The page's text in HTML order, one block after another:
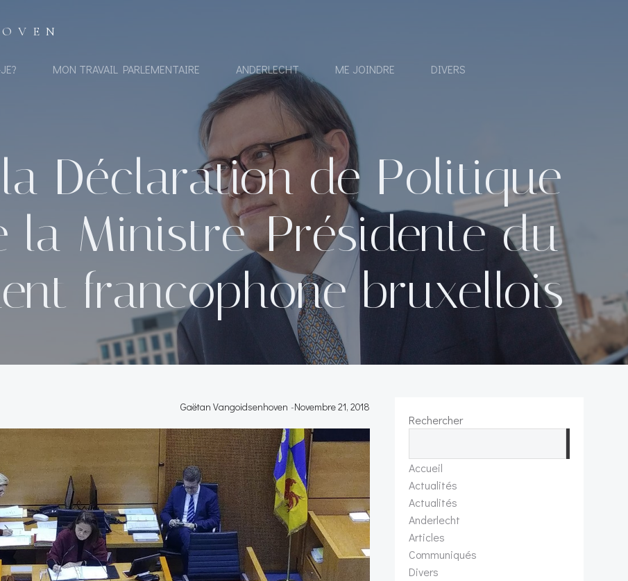
MON TRAVAIL PARLEMENTAIRE ANDERLECHT ME JOINDRE DIVERS
Déclaration de Politique
la Ministre-Présidente du
francophone bruxellois
Gaëtan Vangoidsenhoven -Novembre 21, 2018
Rechercher
Accueil
Actualités
Actualités
Anderlecht
Articles
Communiqués
Divers